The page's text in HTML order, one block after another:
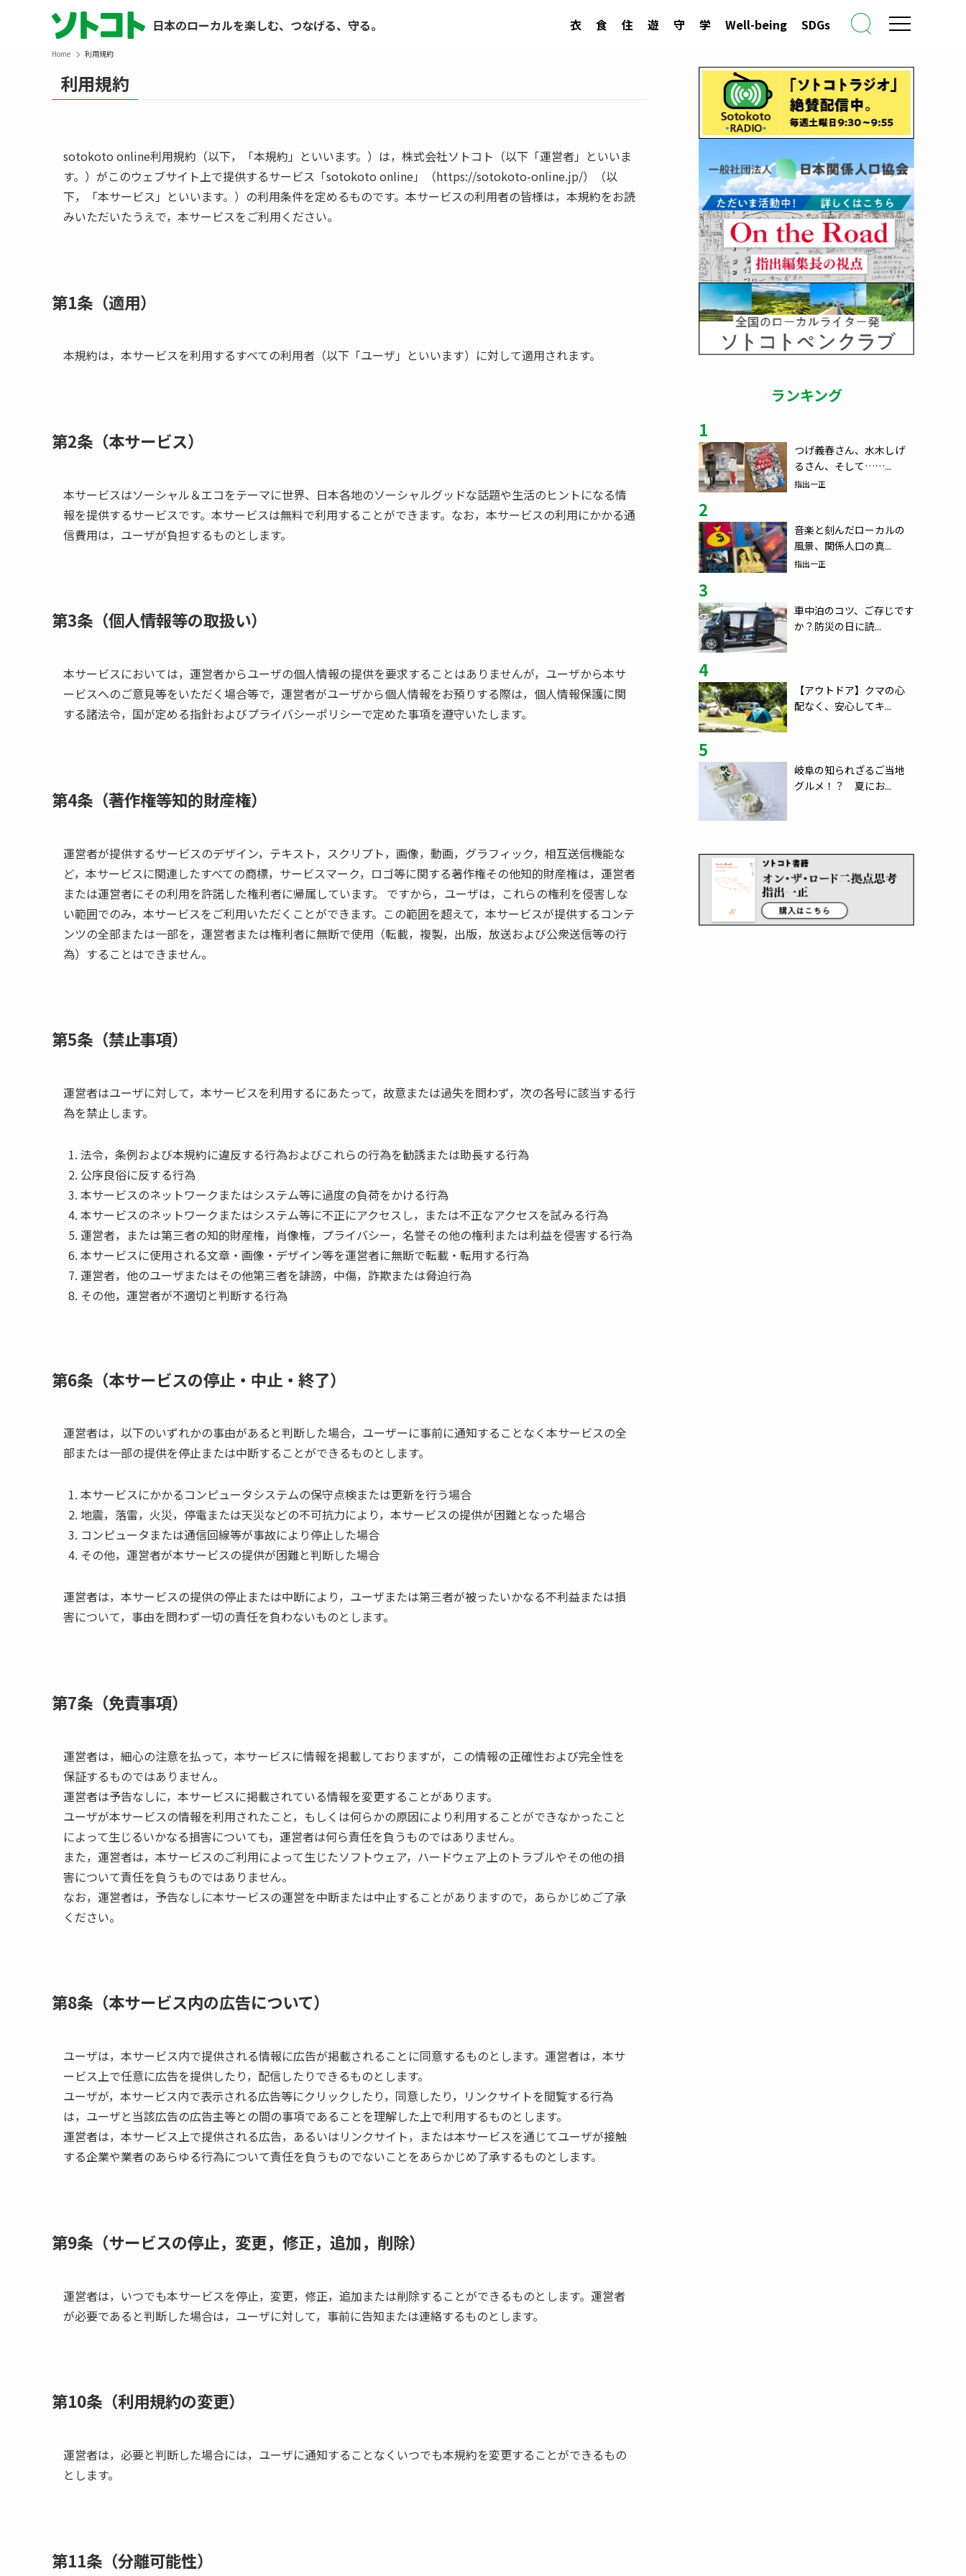
日本のローカルを楽しむ、つなげる、守る。 衣 食 住 遊 守 学 Well-being SDGs
Home 利用規約
利用規約
sotokoto online利用規約（以下，「本規約」といいます。）は，株式会社ソトコト（以下「運営者」といいま
す。）がこのウェブサイト上で提供するサービス「sotokoto online」（https://sotokoto-online.jp/）（以
下，「本サービス」といいます。）の利用条件を定めるものです。本サービスの利用者の皆様は，本規約をお読
みいただいたうえで，本サービスをご利用ください。
第1条（適用）
本規約は，本サービスを利用するすべての利用者（以下「ユーザ」といいます）に対して適用されます。
第2条（本サービス）
本サービスはソーシャル＆エコをテーマに世界、日本各地のソーシャルグッドな話題や生活のヒントになる情
報を提供するサービスです。本サービスは無料で利用することができます。なお，本サービスの利用にかかる通
信費用は，ユーザが負担するものとします。
第3条（個人情報等の取扱い）
本サービスにおいては，運営者からユーザの個人情報の提供を要求することはありませんが，ユーザから本サ
ービスへのご意見等をいただく場合等で，運営者がユーザから個人情報をお預りする際は，個人情報保護に関
する諸法令，国が定める指針およびプライバシーポリシーで定めた事項を遵守いたします。
第4条（著作権等知的財産権）
運営者が提供するサービスのデザイン，テキスト，スクリプト，画像，動画，グラフィック，相互送信機能な
ど，本サービスに関連したすべての商標，サービスマーク，ロゴ等に関する著作権その他知的財産権は，運営者
または運営者にその利用を許諾した権利者に帰属しています。 ですから，ユーザは，これらの権利を侵害しな
い範囲でのみ，本サービスをご利用いただくことができます。この範囲を超えて，本サービスが提供するコンテ
ンツの全部または一部を，運営者または権利者に無断で使用（転載，複製，出版，放送および公衆送信等の行
為）することはできません。
第5条（禁止事項）
運営者はユーザに対して，本サービスを利用するにあたって，故意または過失を問わず，次の各号に該当する行
為を禁止します。
法令，条例および本規約に違反する行為およびこれらの行為を勧誘または助長する行為
公序良俗に反する行為
本サービスのネットワークまたはシステム等に過度の負荷をかける行為
本サービスのネットワークまたはシステム等に不正にアクセスし，または不正なアクセスを試みる行為
運営者，または第三者の知的財産権，肖像権，プライバシー，名誉その他の権利または利益を侵害する行為
本サービスに使用される文章・画像・デザイン等を運営者に無断で転載・転用する行為
運営者，他のユーザまたはその他第三者を誹謗，中傷，詐欺または脅迫行為
その他，運営者が不適切と判断する行為
第6条（本サービスの停止・中止・終了）
運営者は，以下のいずれかの事由があると判断した場合，ユーザーに事前に通知することなく本サービスの全
部または一部の提供を停止または中断することができるものとします。
本サービスにかかるコンピュータシステムの保守点検または更新を行う場合
地震，落雷，火災，停電または天災などの不可抗力により，本サービスの提供が困難となった場合
コンピュータまたは通信回線等が事故により停止した場合
その他，運営者が本サービスの提供が困難と判断した場合
運営者は，本サービスの提供の停止または中断により，ユーザまたは第三者が被ったいかなる不利益または損
害について，事由を問わず一切の責任を負わないものとします。
第7条（免責事項）
運営者は，細心の注意を払って，本サービスに情報を掲載しておりますが，この情報の正確性および完全性を
保証するものではありません。
運営者は予告なしに，本サービスに掲載されている情報を変更することがあります。
ユーザが本サービスの情報を利用されたこと，もしくは何らかの原因により利用することができなかったこと
によって生じるいかなる損害についても，運営者は何ら責任を負うものではありません。
また，運営者は，本サービスのご利用によって生じたソフトウェア，ハードウェア上のトラブルやその他の損
害について責任を負うものではありません。
なお，運営者は，予告なしに本サービスの運営を中断または中止することがありますので，あらかじめご了承
ください。
第8条（本サービス内の広告について）
ユーザは，本サービス内で提供される情報に広告が掲載されることに同意するものとします。運営者は，本サ
ービス上で任意に広告を提供したり，配信したりできるものとします。
ユーザが，本サービス内で表示される広告等にクリックしたり，同意したり，リンクサイトを閲覧する行為
は，ユーザと当該広告の広告主等との間の事項であることを理解した上で利用するものとします。
運営者は，本サービス上で提供される広告，あるいはリンクサイト，または本サービスを通じてユーザが接触
する企業や業者のあらゆる行為について責任を負うものでないことをあらかじめ了承するものとします。
第9条（サービスの停止，変更，修正，追加，削除）
運営者は，いつでも本サービスを停止，変更，修正，追加または削除することができるものとします。運営者
が必要であると判断した場合は，ユーザに対して，事前に告知または連絡するものとします。
第10条（利用規約の変更）
運営者は，必要と判断した場合には，ユーザに通知することなくいつでも本規約を変更することができるもの
とします。
第11条（分離可能性）
ランキング
1
つげ義春さん、水木しげ
るさん、そして……...
指出一正
2
音楽と刻んだローカルの
風景、関係人口の真...
指出一正
3
車中泊のコツ、ご存じです
か？防災の日に読...
4
【アウトドア】クマの心
配なく、安心してキ...
5
岐阜の知られざるご当地
グルメ！？ 夏にお...